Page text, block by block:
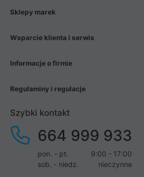
Sklepy marek
Wsparcie klienta i serwis
Informacje o firmie
Regulaminy i regulacje
Szybki kontakt
664 999 933
pon. - pt.
9:00 - 17:00
sob. - niedz.
nieczynne